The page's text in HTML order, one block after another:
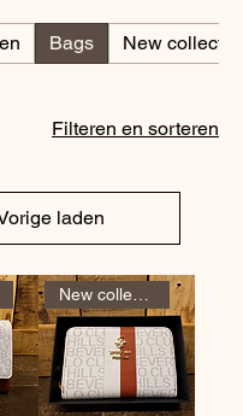
Bags New collection
Filteren en sorteren
laden